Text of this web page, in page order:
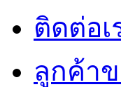
ติดต่อเ
ลูกค้าข